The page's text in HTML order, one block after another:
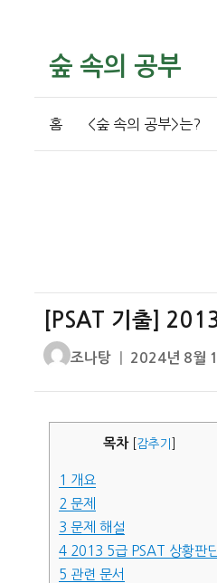
숲 속의 공부
홈 <숲 속의 공부>는?
[PSAT 기출]
글
조나탕
작
자
2024년 8월
목차 감추기
1 개요
2 문제
3 문제 해설
4 2013 5급 PSAT 상황판
5 관련 문서